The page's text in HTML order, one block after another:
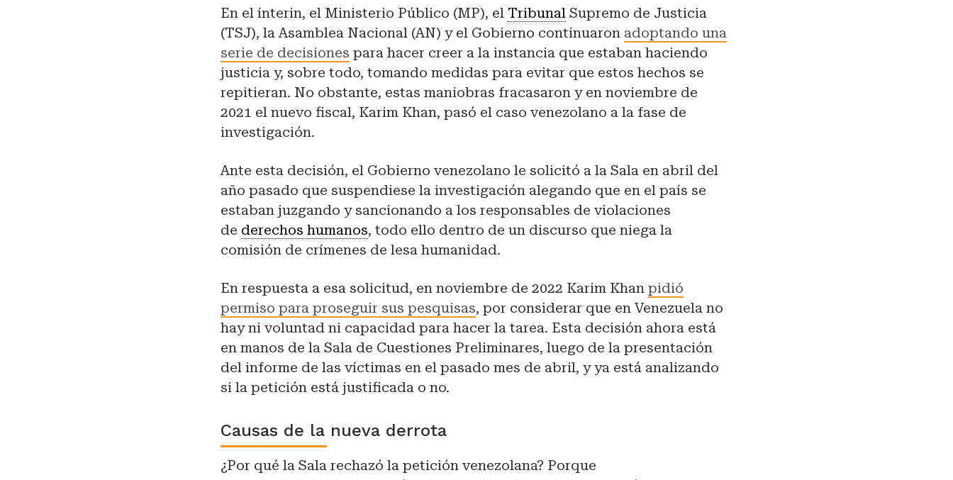
En el ínterin, el Ministerio Público (MP), el Tribunal Supremo de Justicia
(TSJ), la Asamblea Nacional (AN) y el Gobierno continuaron adoptando una
serie de decisiones para hacer creer a la instancia que estaban haciendo
justicia y, sobre todo, tomando medidas para evitar que estos hechos se
repitieran. No obstante, estas maniobras fracasaron y en noviembre de
2021 el nuevo fiscal, Karim Khan, pasó el caso venezolano a la fase de
investigación.
Ante esta decisión, el Gobierno venezolano le solicitó a la Sala en abril del
año pasado que suspendiese la investigación alegando que en el país se
estaban juzgando y sancionando a los responsables de violaciones
de derechos humanos, todo ello dentro de un discurso que niega la
comisión de crímenes de lesa humanidad.
En respuesta a esa solicitud, en noviembre de 2022 Karim Khanpidió
permiso para proseguir sus pesquisas, por considerar que en Venezuela no
hay ni voluntad ni capacidad para hacer la tarea. Esta decisión ahora está
en manos de la Sala de Cuestiones Preliminares, luego de la presentación
del informe de las víctimas en el pasado mes de abril, y ya está analizando
si la petición está justificada o no.
Causas de la nueva derrota
¿Por qué la Sala rechazó la petición venezolana? Porque